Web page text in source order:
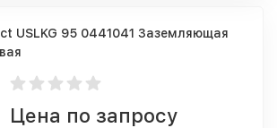
USLKG 95 0441041 Заземляющая
Цена по запросу